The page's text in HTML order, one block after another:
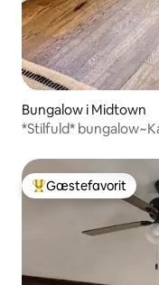
Bungalow i Midtown
*Stilfuld*
Bedste gæstefavorit
Gæstefavorit